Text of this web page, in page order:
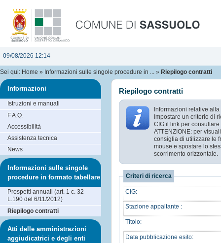
09/08/2026 12:14
Sei qui: Home » Informazioni sulle singole procedure in ... » Riepilogo contratti
Riepilogo contratti
Informazioni relative
Impostare un criterio di
CIG il link per
ATTENZIONE: per
consiglia di utilizzare le
mouse e spostare lo
scorrimento orizzontale.
Criteri di ricerca
CIG:
Stazione appaltante :
Titolo:
Data pubblicazione esito:
Informazioni
Istruzioni e manuali
F.A.Q.
Accessibilità
Assistenza tecnica
News
Informazioni sulle singole
procedure in formato tabellare
Prospetti annuali (art. 1 c. 32
L.190 del 6/11/2012)
Riepilogo contratti
Atti delle amministrazioni
aggiudicatrici e degli enti